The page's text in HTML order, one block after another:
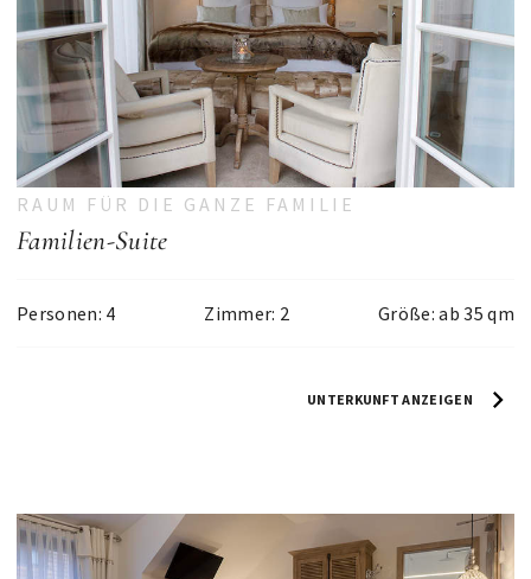
RAUM FÜR DIE GANZE FAMILIE
Familien-Suite
Personen: 4 Zimmer: 2 Größe: ab 35 qm
UNTERKUNFT ANZEIGEN